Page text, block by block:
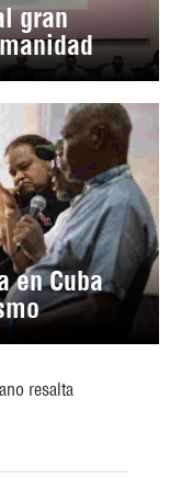
gran
en Cuba
resalta